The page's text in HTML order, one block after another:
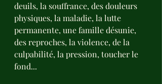
deuils, la souffrance, des douleurs
physiques, la maladie, la lutte
permanente, une famille désunie,
des reproches, la violence, de la
culpabilité, la pression, toucher le
fond...